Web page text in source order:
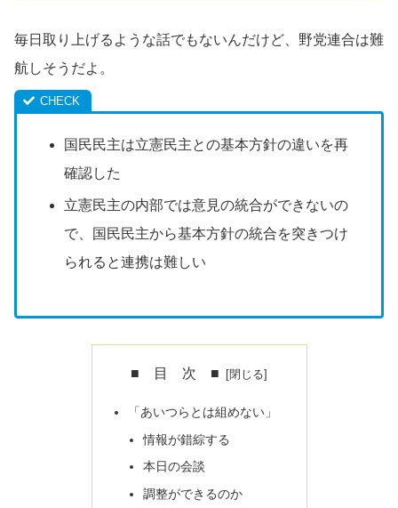
毎日取り上げるような話でもないんだけど、野党連合は難
航しそうだよ。
国民民主は立憲民主との基本方針の違いを再
確認した
立憲民主の内部では意見の統合ができないの
で、国民民主から基本方針の統合を突きつけ
られると連携は難しい
■ 目 次 ■
「あいつらとは組めない」
情報が錯綜する
本日の会談
調整ができるのか